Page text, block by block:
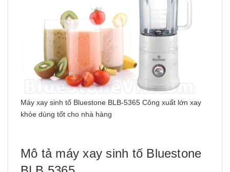
Máy xay sinh tố Bluestone BLB-5365 Công xuất lớn xay
khỏe dùng tốt cho nhà hàng
Mô tả máy xay sinh tố Bluestone